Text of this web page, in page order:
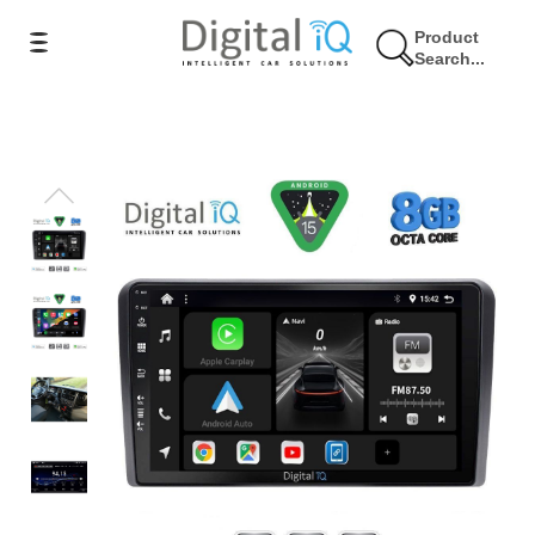
Product
Search...
10% Έκπτωση